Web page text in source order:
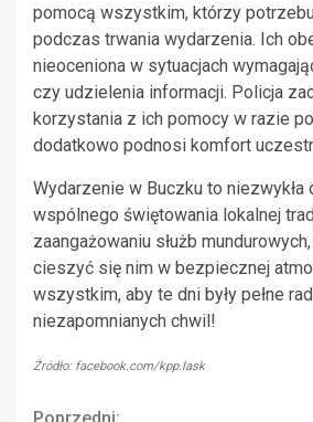
pomocą wszystkim, którzy
podczas trwania wydarzenia. Ich
nieoceniona w sytuacjach
czy udzielenia informacji. Policja
korzystania z ich pomocy w razie
dodatkowo podnosi komfort
Wydarzenie w Buczku to niezwykła
wspólnego świętowania lokalnej
zaangażowaniu służb
cieszyć się nim w bezpiecznej
wszystkim, aby te dni były pełne
niezapomnianych chwil!
Źródło: facebook.com/kpp.lask
Poprzedni: